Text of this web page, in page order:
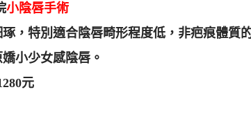
小陰唇手術
，特別適合陰唇畸形程度低，非疤痕體質
小少女感陰唇。
元